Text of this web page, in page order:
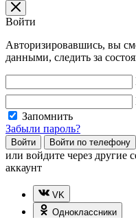
Войти
Авторизировавшись, вы
данными, следить за
Запомнить
Забыли пароль?
Войти Войти по телефону
или войдите через другие
аккаунт
VK
Одноклассники